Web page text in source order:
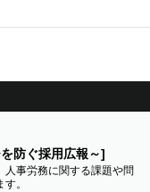
防ぐ採用広報～]
人事労務に関する課題や問
。